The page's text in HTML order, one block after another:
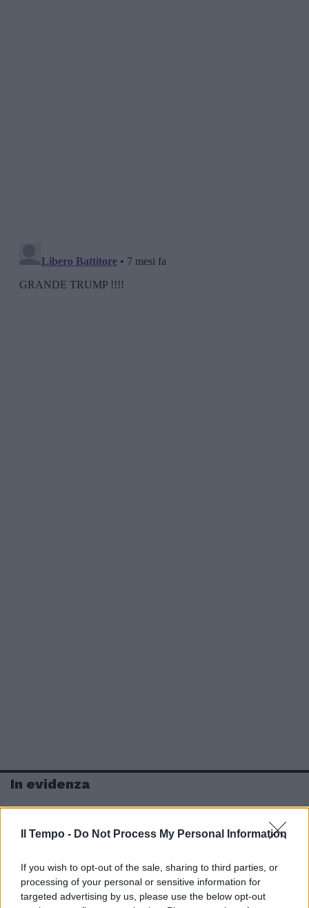
Il Tempo - Do Not Process My Personal Information
If you wish to opt-out of the sale, sharing to third parties, or
processing of your personal or sensitive information for
targeted advertising by us, please use the below opt-out
In evidenza